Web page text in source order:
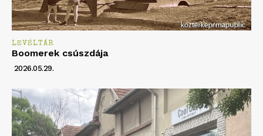
LEVÉLTÁR
Boomerek csúszdája
2026.05.29.